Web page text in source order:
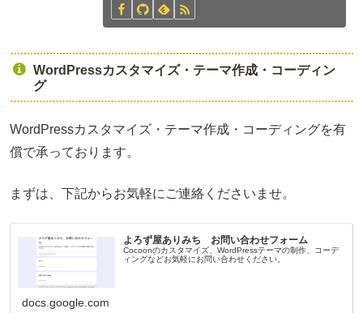
WordPressカスタマイズ・テーマ作成・コーディン
グ
WordPressカスタマイズ・テーマ作成・コーディングを有
償で承っております。
まずは、下記からお気軽にご連絡くださいませ。
よろず屋ありみち お問い合わせフォーム
Cocoonのカスタマイズ、WordPressテーマの制作、コーデ
ィングなどお気軽にお問い合わせください。
docs.google.com